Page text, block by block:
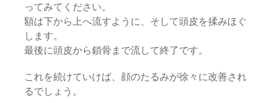
ってみてください。
額は下から上へ流すように、そして頭皮を揉みほぐ
します。
最後に頭皮から鎖骨まで流して終了です。
これを続けていけば、顔のたるみが徐々に改善され
るでしょう。